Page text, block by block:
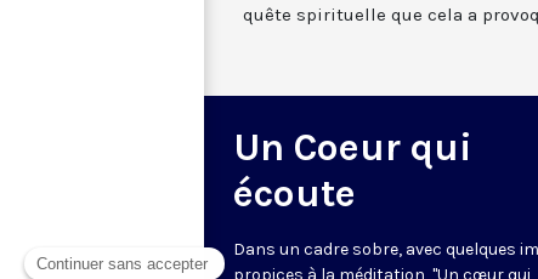
quête spirituelle que cela a
Un Coeur qui
écoute
Dans un cadre sobre, avec quelques
propices à la méditation, "Un cœur qui